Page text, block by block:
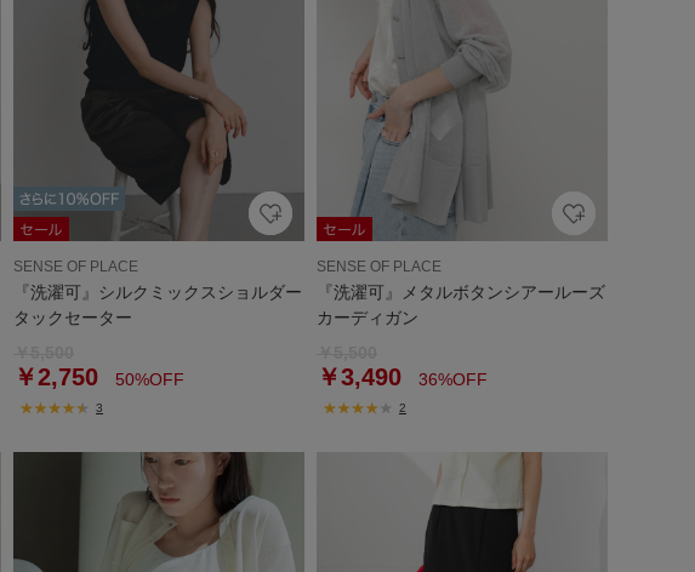
SENSE OF PLACE
『洗濯可』シルクミックスショルダー
タックセーター
￥2,750 50%OFF
3
SENSE OF PLACE
『洗濯可』メタルボタンシアールーズ
カーディガン
￥3,490 36%OFF
2